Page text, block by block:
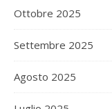
Ottobre 2025
Settembre 2025
Agosto 2025